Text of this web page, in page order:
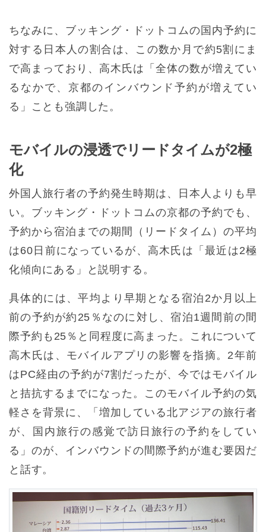
ちなみに、ブッキング・ドットコムの国内予約に
対する日本人の割合は、この数か月で約5割にま
で高まっており、高木氏は「全体の数が増えてい
るなかで、京都のインバウンド予約が増えてい
る」ことも強調した。
モバイルの浸透でリードタイムが2極
化
外国人旅行者の予約発生時期は、日本人よりも早
い。ブッキング・ドットコムの京都の予約でも、
予約から宿泊までの期間（リードタイム）の平均
は60日前になっているが、高木氏は「最近は2極
化傾向にある」と説明する。
具体的には、平均より早期となる宿泊2か月以上
前の予約が約25％なのに対し、宿泊1週間前の間
際予約も25％と同程度に高まった。これについて
高木氏は、モバイルアプリの影響を指摘。2年前
はPC経由の予約が7割だったが、今ではモバイル
と拮抗するまでになった。このモバイル予約の気
軽さを背景に、「増加している北アジアの旅行者
が、国内旅行の感覚で訪日旅行の予約をしてい
る」のが、インバウンドの間際予約が進む要因だ
と話す。